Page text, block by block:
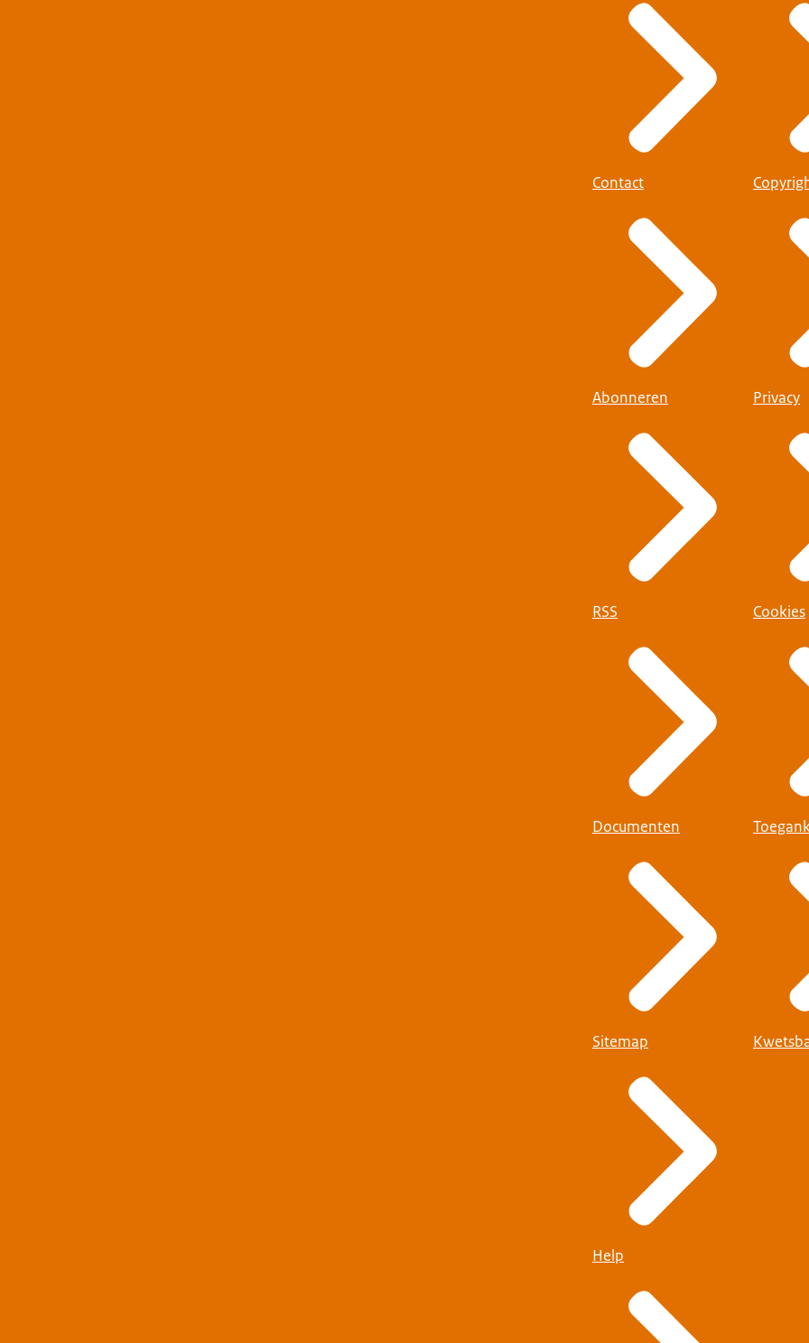
Contact
Abonneren
RSS
Documenten
Sitemap
Help
Privacy
Cookies